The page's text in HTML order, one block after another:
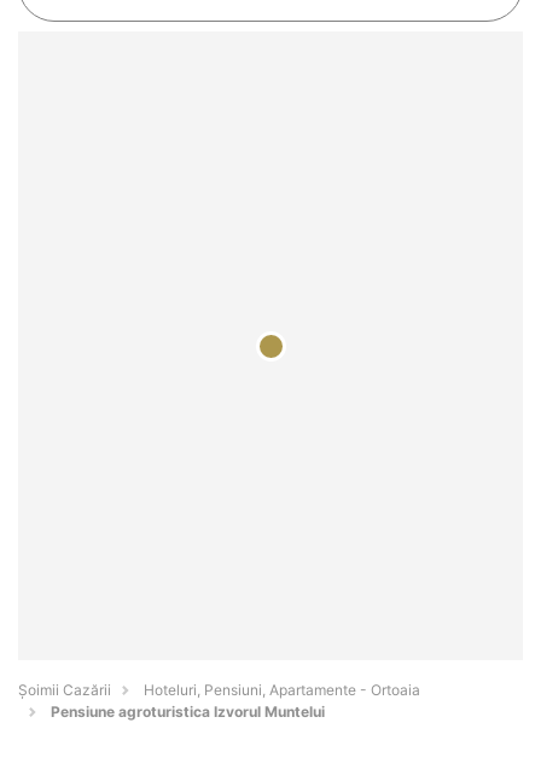
Șoimii Cazării
Hoteluri, Pensiuni, Apartamente - Ortoaia
Pensiune agroturistica Izvorul Muntelui